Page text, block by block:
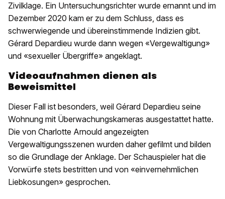
Zivilklage. Ein Untersuchungsrichter wurde ernannt und im
Dezember 2020 kam er zu dem Schluss, dass es
schwerwiegende und übereinstimmende Indizien gibt.
Gérard Depardieu wurde dann wegen «Vergewaltigung»
und «sexueller Übergriffe» angeklagt.
Videoaufnahmen dienen als
Beweismittel
Dieser Fall ist besonders, weil Gérard Depardieu seine
Wohnung mit Überwachungskameras ausgestattet hatte.
Die von Charlotte Arnould angezeigten
Vergewaltigungsszenen wurden daher gefilmt und bilden
so die Grundlage der Anklage. Der Schauspieler hat die
Vorwürfe stets bestritten und von «einvernehmlichen
Liebkosungen» gesprochen.